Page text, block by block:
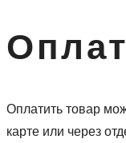
Оплатить товар
карте или через